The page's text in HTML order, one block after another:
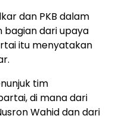
dan PKB dalam
dari upaya
itu menyatakan
tim
di mana dari
Wahid dan dari